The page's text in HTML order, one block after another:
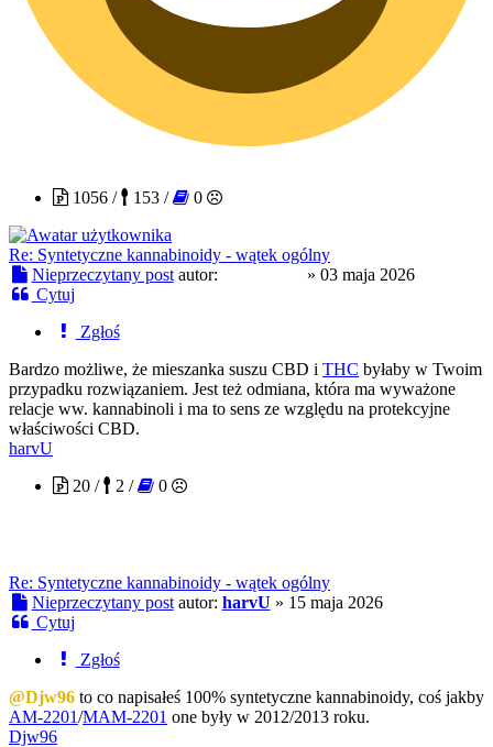
1056 /
153 / 0
Re: Syntetyczne kannabinoidy - wątek ogólny
Nieprzeczytany post autor: » 03 maja 2026
Cytuj
Zgłoś
Bardzo możliwe, że mieszanka suszu CBD i THC byłaby w Twoim
przypadku rozwiązaniem. Jest też odmiana, która ma wyważone
relacje ww. kannabinoli i ma to sens ze względu na protekcyjne
właściwości CBD.
harvU
20 /
2 / 0
Re: Syntetyczne kannabinoidy - wątek ogólny
Nieprzeczytany post autor: harvU » 15 maja 2026
Cytuj
Zgłoś
@Djw96 to co napisałeś 100% syntetyczne kannabinoidy, coś jakby
AM-2201/MAM-2201 one były w 2012/2013 roku.
Djw96